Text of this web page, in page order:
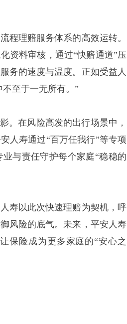
程理赔服务体系的高效运转。
资料审核，通过“快赔通道”压
务的速度与温度。正如受益人
至于一无所有。”
。在风险高发的出行场景中，
人寿通过“百万任我行”等专项
与责任守护每个家庭“稳稳的
寿以此次快速理赔为契机，呼
风险的底气。未来，平安人寿
保险成为更多家庭的“安心之